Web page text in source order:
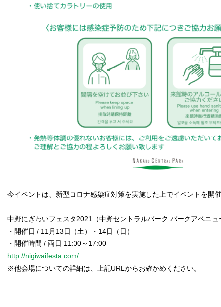
今イベントは、新型コロナ感染症対策を実施した上でイベントを開
中野にぎわいフェスタ2021（中野セントラルパーク パークアベニュ
・開催日 / 11月13日（土）・14日（日）
http://nigiwaifesta.com/
※他会場についての詳細は、上記URLからお確かめください。